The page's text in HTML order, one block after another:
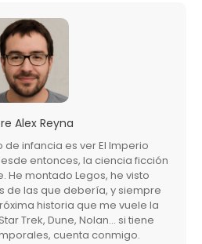
Alex Reyna
infancia es ver El Imperio
entonces, la ciencia ficción
He montado Legos, he visto
de las que debería, y siempre
historia que me vuele la
Trek, Dune, Nolan… si tiene
cuenta conmigo.